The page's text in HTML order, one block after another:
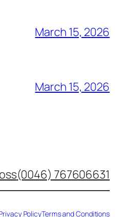
March 15, 2026
March 15, 2026
(0046) 767606631
PolicyTerms and Conditions